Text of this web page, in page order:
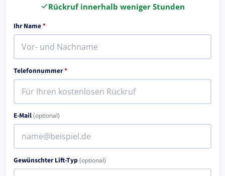
Rückruf innerhalb weniger Stunden
Ihr Name*
Telefonnummer*
E-Mail(optional)
Gewünschter Lift-Typ(optional)